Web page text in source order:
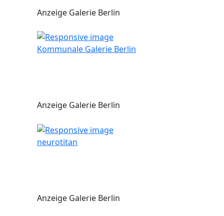
Anzeige Galerie Berlin
Kommunale Galerie Berlin
Anzeige Galerie Berlin
neurotitan
Anzeige Galerie Berlin